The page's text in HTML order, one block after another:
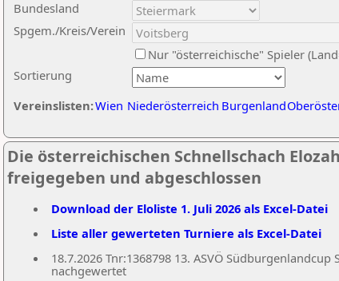
Sortierung
Bundesland
Spgem./Kreis/Verein
Nur "österreichische" Spieler
Vereinslisten:Wien Niederösterreich Burgenland
Die österreichischen Schnellschach
freigegeben und abgeschlossen
Download der Eloliste 1. Juli 2026 als Excel-Datei
Liste aller gewerteten Turniere als Excel-Datei
18.7.2026 Tnr:1368798 13. ASVÖ
nachgewertet